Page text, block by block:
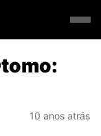
10 anos atrás